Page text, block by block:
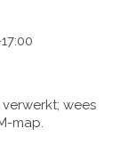
wees
map.